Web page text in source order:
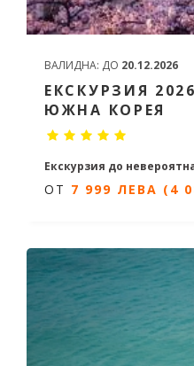
ВАЛИДНА: ДО 20.12.2026
ЕКСКУРЗИЯ
ЮЖНА КОРЕЯ
Екскурзия до
15 дни / 13 нощувки
ОТ7 999 ЛЕВА
ЧОВЕК
ОТ 7 999 ЛЕВА (4